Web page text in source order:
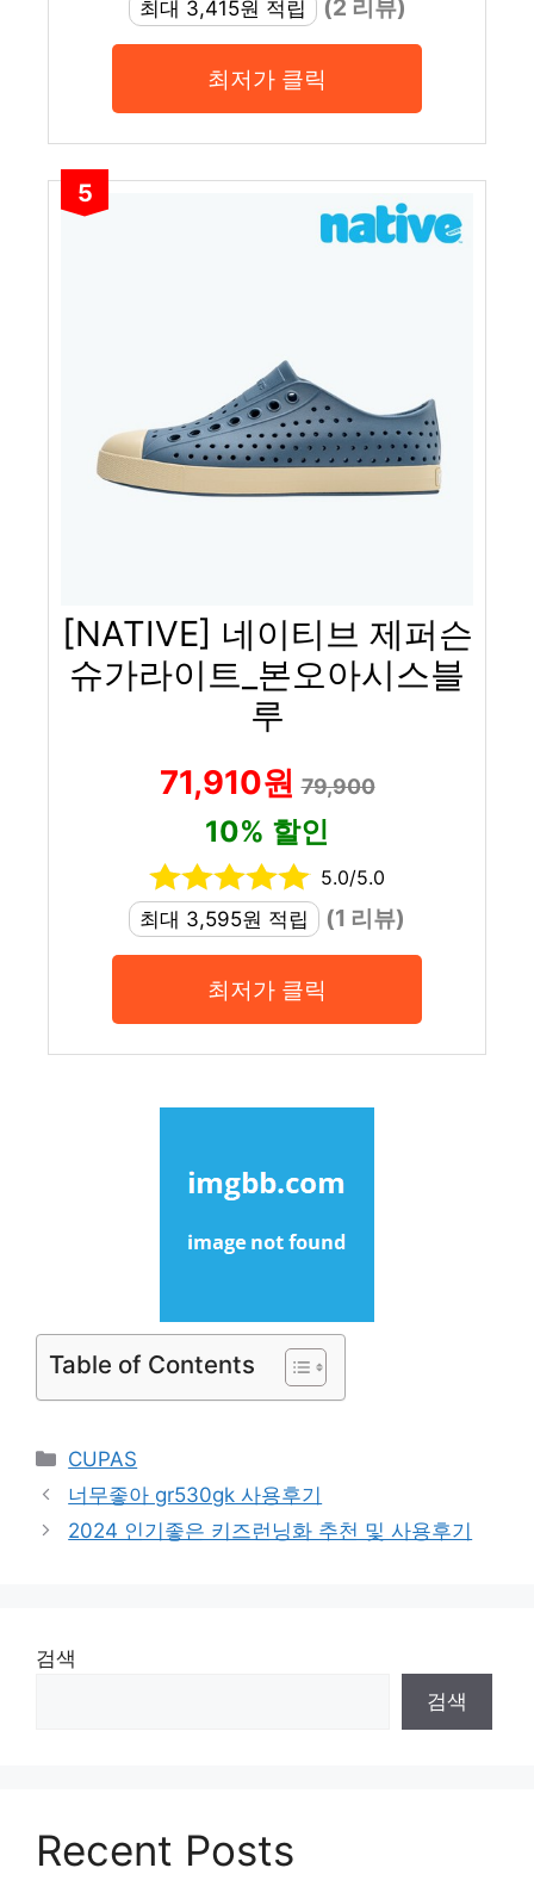
최대 3,415원 적립
(2 리뷰)
최저가 클릭
5
[NATIVE] 네이티브 제퍼슨
슈가라이트_본오아시스블
루
71,910원79,900
10% 할인
5.0/5.0
최대 3,595원 적립
(1 리뷰)
최저가 클릭
Table of Contents
Categories
CUPAS
너무좋아 gr530gk 사용후기
2024 인기좋은 키즈런닝화 추천 및 사용후기
검색
검색
Recent Posts